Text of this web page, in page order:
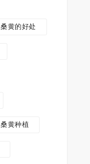
桑黄的好处
桑黄种植